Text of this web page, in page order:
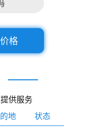
格
供服务
地 状态